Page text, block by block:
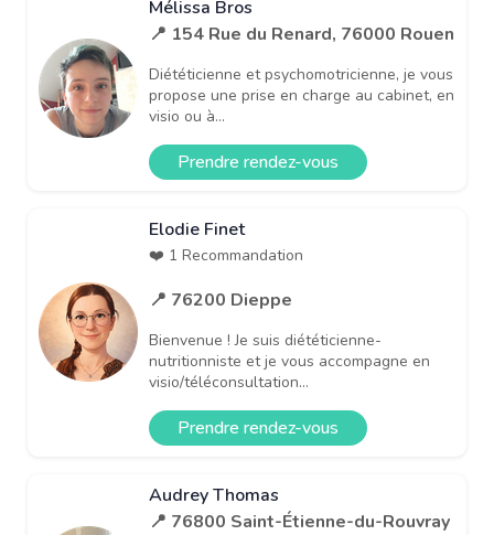
Mélissa Bros
📍 154 Rue du Renard, 76000 Rouen
Diététicienne et psychomotricienne, je vous
propose une prise en charge au cabinet, en
visio ou à...
Prendre rendez-vous
Elodie Finet
❤️ 1 Recommandation
📍 76200 Dieppe
Bienvenue ! Je suis diététicienne-
nutritionniste et je vous accompagne en
visio/téléconsultation...
Prendre rendez-vous
Audrey Thomas
📍 76800 Saint-Étienne-du-Rouvray